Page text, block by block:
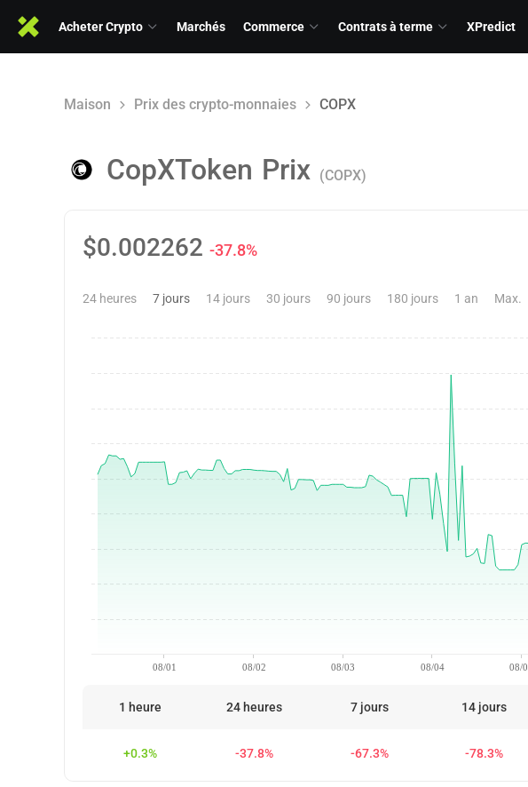
Acheter Crypto Marchés Commerce Contrats à terme XPredict
Maison Prix des crypto-monnaies COPX
CopXToken Prix (COPX)
$0.002262 -37.8%
24 heures 7 jours 14 jours 30 jours 90 jours 180 jours 1 an Max.
08/01 08/02 08/03 08/04 08/
1 heure 24 heures 7 jours 14 jours
+0.3% -37.8% -67.3% -78.3%